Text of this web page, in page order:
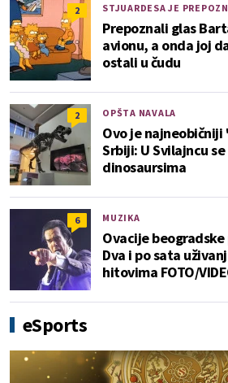
2 STJUARDESA JE
Prepoznali glas
avionu, a onda joj
ostali u čudu
2 OPŠTA NAVALA
Ovo je
Srbiji: U Svilajncu se
dinosaursima
6 MUZIKA
Ovacije
Dva i po sata
hitovima FOTO/
eSports